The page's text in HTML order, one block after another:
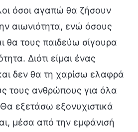
όσοι αγαπώ θα ζήσουν
αιωνιότητα, ενώ όσους
θα τους παιδεύω σίγουρα
Διότι είμαι ένας
δεν θα τη χαρίσω ελαφρά
τους ανθρώπους για όλα
εξετάσω εξονυχιστικά
μέσα από την εμφάνισή